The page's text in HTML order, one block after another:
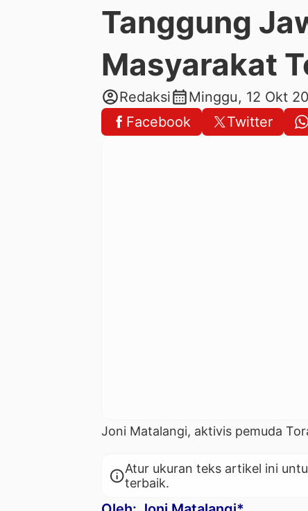
Tanggung
Masyarakat
account_circleRedaksicalendar_monthMinggu, 12 Okt
Facebook
Twitter
Joni Matalangi, aktivis pemuda
infoAtur ukuran teks artikel ini
terbaik.